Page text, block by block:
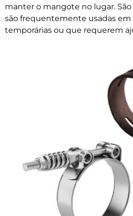
manter o mangote no lugar.
são frequentemente usadas em
temporárias ou que requerem